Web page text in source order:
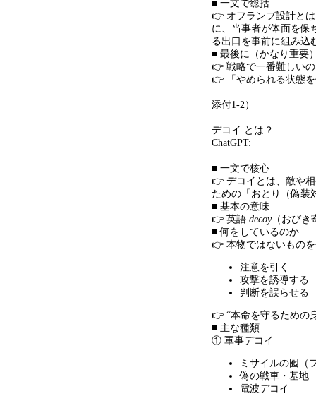
■ 一文で総括
👉 オフランプ設計と
に、当事者が体面を保
る出口を事前に組み込
■ 最後に（かなり重要
👉 戦略で一番難しい
👉 「やめられる状態
添付1-2）
デコイ とは？
ChatGPT:
■ 一文で核心
👉 デコイとは、敵や
ための「おとり（偽装
■ 基本の意味
👉 英語 decoy（おびき
■ 何をしているのか
👉 本物ではないものを
注意を引く
攻撃を誘導する
判断を誤らせる
👉 “本命を守るための
■ 主な種類
① 軍事デコイ
ミサイルの囮（
偽の戦車・基地
電波デコイ